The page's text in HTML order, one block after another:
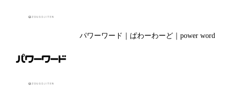
パワーワード｜ぱわーわーど｜power word